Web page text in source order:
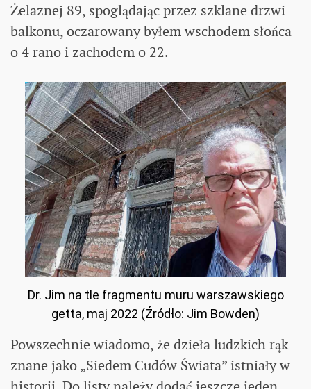
Żelaznej 89, spoglądając przez szklane drzwi
balkonu, oczarowany byłem wschodem słońca
o 4 rano i zachodem o 22.
Dr. Jim na tle fragmentu muru warszawskiego
getta, maj 2022 (Źródło: Jim Bowden)
Powszechnie wiadomo, że dzieła ludzkich rąk
znane jako „Siedem Cudów Świata” istniały w